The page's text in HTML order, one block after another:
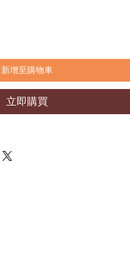
新增至購物車
立即購買